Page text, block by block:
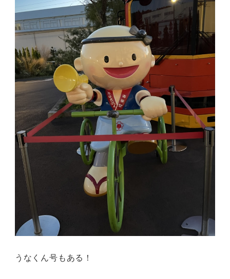
うなくん号もある！